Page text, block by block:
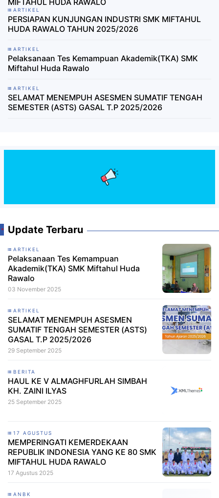
ARTIKEL
PERSIAPAN KUNJUNGAN INDUSTRI SMK MIFTAHUL
HUDA RAWALO TAHUN 2025/2026
ARTIKEL
Pelaksanaan Tes Kemampuan Akademik(TKA) SMK
Miftahul Huda Rawalo
ARTIKEL
SELAMAT MENEMPUH ASESMEN SUMATIF TENGAH
SEMESTER (ASTS) GASAL T.P 2025/2026
Update Terbaru
ARTIKEL
Pelaksanaan Tes Kemampuan
Akademik(TKA) SMK Miftahul Huda
Rawalo
03 November 2025
ARTIKEL
SELAMAT MENEMPUH ASESMEN
SUMATIF TENGAH SEMESTER (ASTS)
GASAL T.P 2025/2026
29 September 2025
BERITA
HAUL KE V ALMAGHFURLAH SIMBAH
KH. ZAINI ILYAS
25 September 2025
17 AGUSTUS
MEMPERINGATI KEMERDEKAAN
REPUBLIK INDONESIA YANG KE 80 SMK
MIFTAHUL HUDA RAWALO
17 Agustus 2025
ANBK